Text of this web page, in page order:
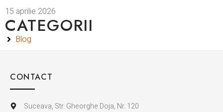
15 aprilie 2026
CATEGORII
Blog
CONTACT
Suceava, Str. Gheorghe Doja, Nr. 120